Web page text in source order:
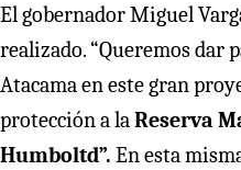
El gobernador Miguel
realizado. “Queremos dar
Atacama en este gran
protección a laReserva
Humboltd”. En esta